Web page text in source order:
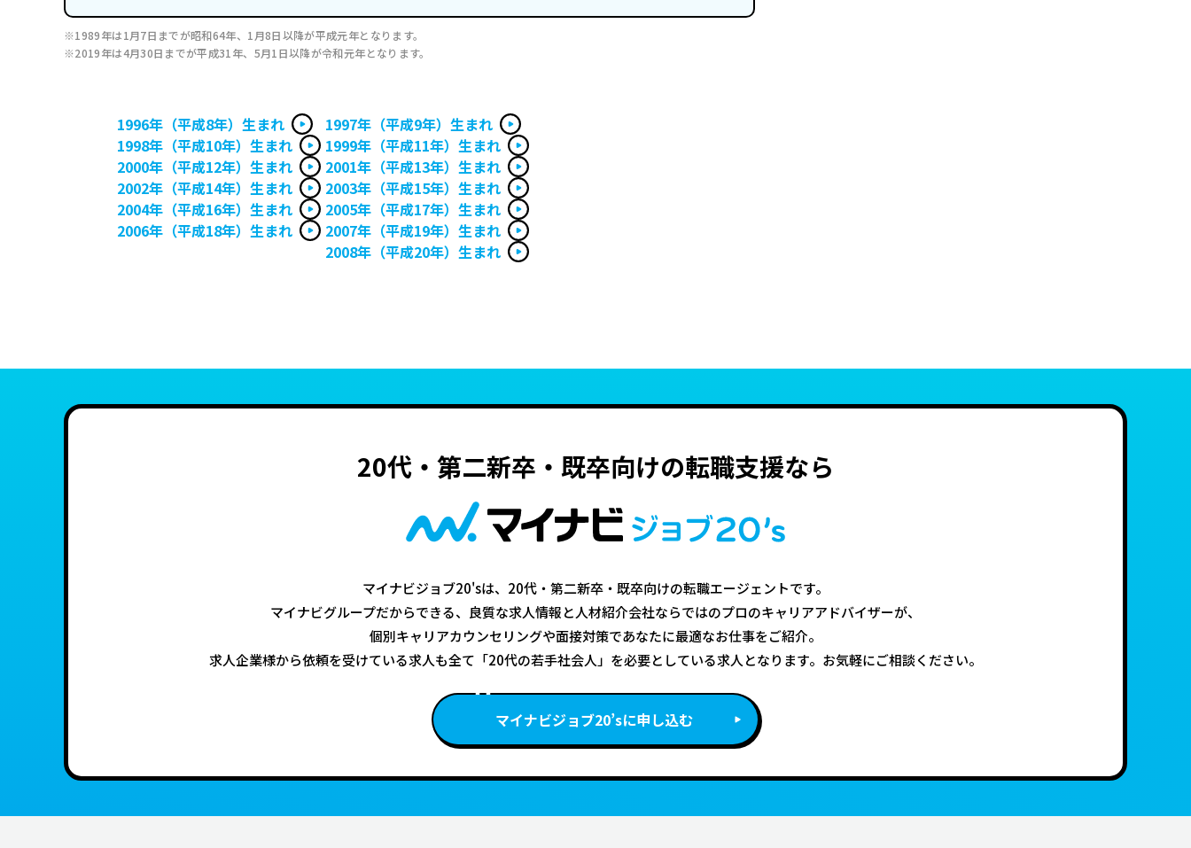
1989年は1月7日までが昭和64年、1月8日以降が平成元年となります。
2019年は4月30日までが平成31年、5月1日以降が令和元年となります。
1996年（平成8年）生まれ
1997年（平成9年）生まれ
1998年（平成10年）生まれ
1999年（平成11年）生まれ
2000年（平成12年）生まれ
2001年（平成13年）生まれ
2002年（平成14年）生まれ
2003年（平成15年）生まれ
2004年（平成16年）生まれ
2005年（平成17年）生まれ
2006年（平成18年）生まれ
2007年（平成19年）生まれ
2008年（平成20年）生まれ
20代・第二新卒・既卒向けの転職支援なら
マイナビジョブ20'sは、20代・第二新卒・既卒向けの転職エージェントです。
マイナビグループだからできる、良質な求人情報と人材紹介会社ならではのプロのキャリアアドバイザーが、
個別キャリアカウンセリングや面接対策であなたに最適なお仕事をご紹介。
求人企業様から依頼を受けている求人も全て「20代の若手社会人」を必要としている求人となります。お気軽にご相談ください。
マイナビジョブ20’sに申し込む